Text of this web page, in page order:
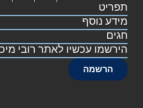
תפריט
דף הבית
קצת על רובי
מתכונים
צרו קשר
מידע נוסף
מפת אתר
הצהרת נגישות
תקנון אתר
חגים
סוכות
פסח
שבועות
הירשמו עכשיו לאתר רובי
הרשמה